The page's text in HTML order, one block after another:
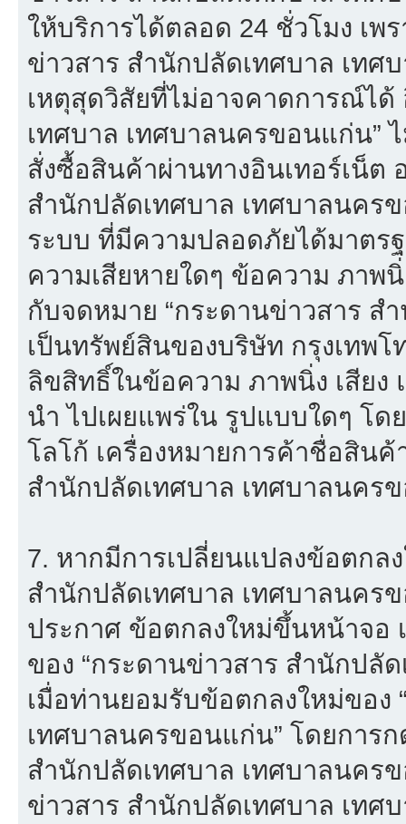
ให้บริการได้ตลอด 24 ชั่วโมง เพ
ข่าวสาร สำนักปลัดเทศบาล เท
เหตุสุดวิสัยที่ไม่อาจคาดการณ์ได้
เทศบาล เทศบาลนครขอนแก่น”
สั่งซื้อสินค้าผ่านทางอินเทอร์เน็ต
สำนักปลัดเทศบาล เทศบาลนคร
ระบบ ที่มีความปลอดภัยได้มาตร
ความเสียหายใดๆ ข้อความ ภาพ
กับจดหมาย “กระดานข่าวสาร ส
เป็นทรัพย์สินของบริษัท กรุงเทพ
ลิขสิทธิ์ในข้อความ ภาพนิ่ง เสีย
นำ ไปเผยแพร่ใน รูปแบบใดๆ โ
โลโก้ เครื่องหมายการค้าชื่อสินค้
สำนักปลัดเทศบาล เทศบาลนคร
7. หากมีการเปลี่ยนแปลงข้อตกล
สำนักปลัดเทศบาล เทศบาลนคร
ประกาศ ข้อตกลงใหม่ขึ้นหน้าจอ
ของ “กระดานข่าวสาร สำนักปลั
เมื่อท่านยอมรับข้อตกลงใหม่ของ
เทศบาลนครขอนแก่น” โดยการ
สำนักปลัดเทศบาล เทศบาลนคร
ข่าวสาร สำนักปลัดเทศบาล เทศ